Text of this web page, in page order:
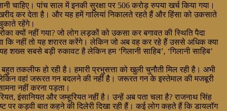
पांच साल में इनकी सुरक्षा पर 506 करोड़ रुपया खर्च किया गया।
कर देता है। और यह हमें गालियां निकालते रहते हैं और हिंसा को उकसाते
रहेंगे।
क्यों नहीं गया? जो लोग लड़कों को उकसा कर बगावत की स्थिति पैदा
कि नहीं तो यह शरारत करेंगे। लेकिन जो अब वह कर रहे हैं उससे अधिक क्या
शख्स सबसे बड़ी रुकावट है लेकिन हम ‘गिलानी साहिब’, ‘गिलानी साहिब’
तकलीफ हो रही है। हमारी प्रभुसत्ता को खुली चुनौती मिल रही है। अभी
लेकिन वहां जरूरत गन बदलने की नहीं है। जरूरत गन के इस्तेमाल की मजबूरी
नहीं करना पड़ता।
इंसानियत और जम्हूरियत नहीं है। उन्हें अब पता चला है? राजनाथ सिंह
पर कड़वी बात कहने की दिलेरी दिखा रही हैं। कई लोग कहते हैं कि डायलॉग